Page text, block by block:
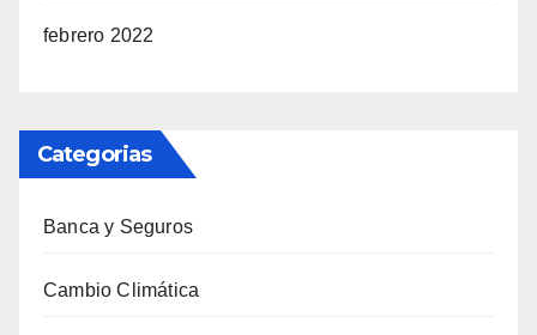
febrero 2022
Categorias
Banca y Seguros
Cambio Climática